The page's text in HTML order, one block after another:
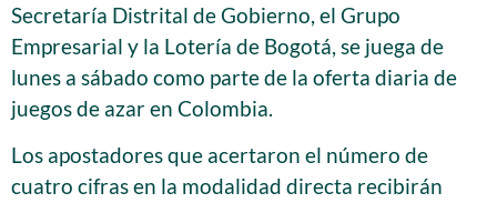
Secretaría Distrital de Gobierno, el Grupo
Empresarial y la Lotería de Bogotá, se juega de
lunes a sábado como parte de la oferta diaria de
juegos de azar en Colombia.
Los apostadores que acertaron el número de
cuatro cifras en la modalidad directa recibirán